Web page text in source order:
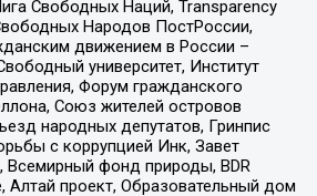
Свободных Наций, Transparеncy
Народов ПостРоссии,
движением в России –
университет, Институт
Форум гражданского
Союз жителей островов
народных депутатов, Гринпис
с коррупцией Инк, Завет
Всемирный фонд природы, BDR
Алтай проект, Образовательный дом